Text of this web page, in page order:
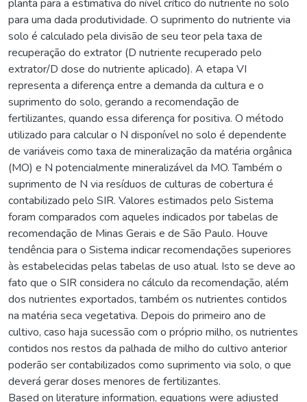
planta para a estimativa do nível crítico do nutriente no solo
para uma dada produtividade. O suprimento do nutriente via
solo é calculado pela divisão de seu teor pela taxa de
recuperação do extrator (D nutriente recuperado pelo
extrator/D dose do nutriente aplicado). A etapa VI
representa a diferença entre a demanda da cultura e o
suprimento do solo, gerando a recomendação de
fertilizantes, quando essa diferença for positiva. O método
utilizado para calcular o N disponível no solo é dependente
de variáveis como taxa de mineralização da matéria orgânica
(MO) e N potencialmente mineralizável da MO. Também o
suprimento de N via resíduos de culturas de cobertura é
contabilizado pelo SIR. Valores estimados pelo Sistema
foram comparados com aqueles indicados por tabelas de
recomendação de Minas Gerais e de São Paulo. Houve
tendência para o Sistema indicar recomendações superiores
às estabelecidas pelas tabelas de uso atual. Isto se deve ao
fato que o SIR considera no cálculo da recomendação, além
dos nutrientes exportados, também os nutrientes contidos
na matéria seca vegetativa. Depois do primeiro ano de
cultivo, caso haja sucessão com o próprio milho, os nutrientes
contidos nos restos da palhada de milho do cultivo anterior
poderão ser contabilizados como suprimento via solo, o que
deverá gerar doses menores de fertilizantes.
Based on literature information, equations were adjusted